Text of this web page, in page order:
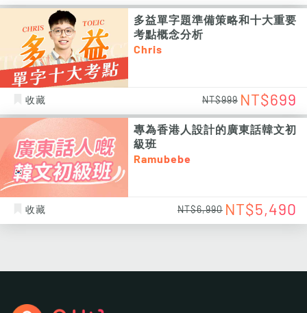
多益單字題準備策略和十大重要
考點概念分析
Chris
收藏 NT$999 NT$699
專為香港人設計的廣東話韓文初
級班
Ramubebe
收藏 NT$6,990 NT$5,490